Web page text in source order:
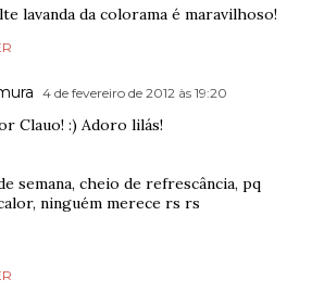
lavanda da colorama é maravilhoso!
4 de fevereiro de 2012 às 19:20
Clauo! :) Adoro lilás!
semana, cheio de refrescância, pq
ninguém merece rs rs